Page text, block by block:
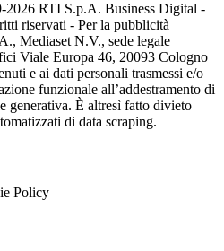
2026 RTI S.p.A. Business Digital -
riservati - Per la pubblicità
Mediaset N.V., sede legale
Viale Europa 46, 20093 Cologno
e ai dati personali trasmessi e/o
funzionale all’addestramento di
generativa. È altresì fatto divieto
di data scraping.
Policy